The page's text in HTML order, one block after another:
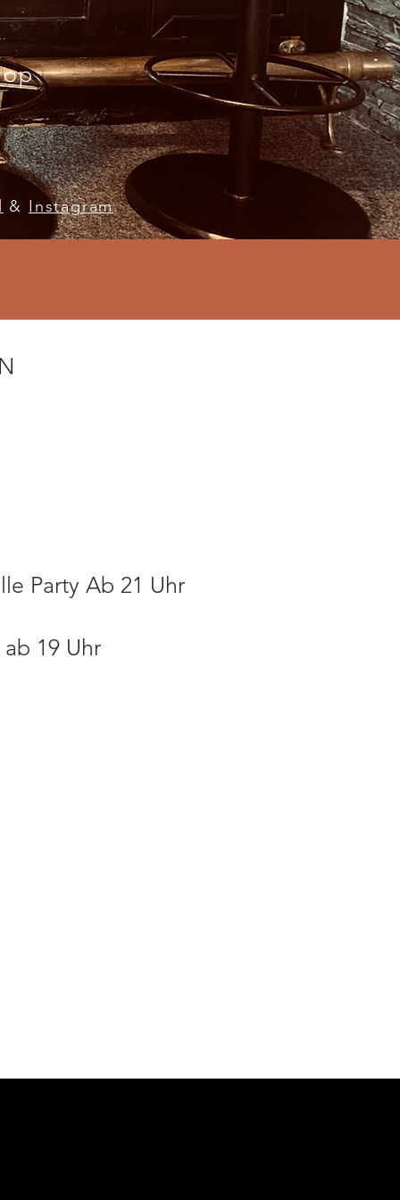
& Instagram.
Party Ab 21 Uhr
19 Uhr